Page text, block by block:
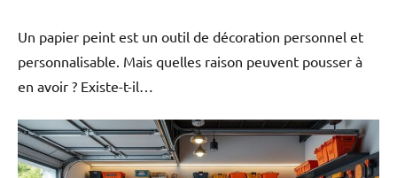
Un papier peint est un outil de décoration personnel et
personnalisable. Mais quelles raison peuvent pousser à
en avoir ? Existe-t-il…